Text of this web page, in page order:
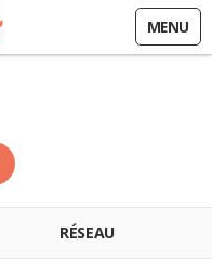
MENU
RÉSEAU